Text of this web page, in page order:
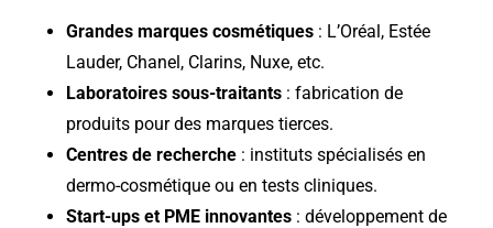
Grandes marques cosmétiques : L’Oréal, Estée
Lauder, Chanel, Clarins, Nuxe, etc.
Laboratoires sous-traitants : fabrication de
produits pour des marques tierces.
Centres de recherche : instituts spécialisés en
dermo-cosmétique ou en tests cliniques.
Start-ups et PME innovantes : développement de